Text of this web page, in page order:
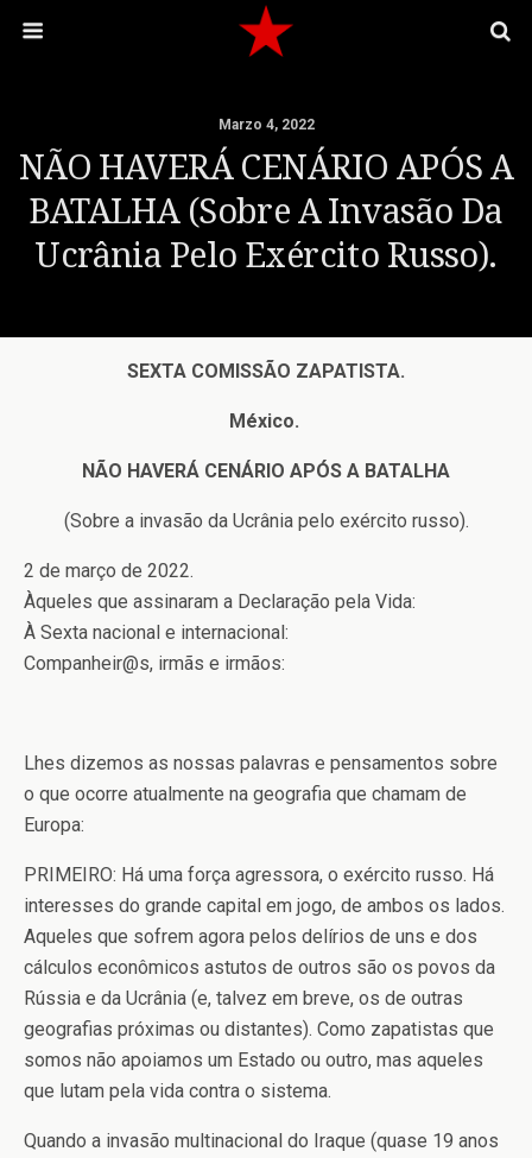
Marzo 4, 2022
NÃO HAVERÁ CENÁRIO APÓS A
BATALHA (Sobre A Invasão Da
Ucrânia Pelo Exército Russo).
SEXTA COMISSÃO ZAPATISTA.
México.
NÃO HAVERÁ CENÁRIO APÓS A BATALHA
(Sobre a invasão da Ucrânia pelo exército russo).
2 de março de 2022.
Àqueles que assinaram a Declaração pela Vida:
À Sexta nacional e internacional:
Companheir@s, irmãs e irmãos:
Lhes dizemos as nossas palavras e pensamentos sobre
o que ocorre atualmente na geografia que chamam de
Europa:
PRIMEIRO: Há uma força agressora, o exército russo. Há
interesses do grande capital em jogo, de ambos os lados.
Aqueles que sofrem agora pelos delírios de uns e dos
cálculos econômicos astutos de outros são os povos da
Rússia e da Ucrânia (e, talvez em breve, os de outras
geografias próximas ou distantes). Como zapatistas que
somos não apoiamos um Estado ou outro, mas aqueles
que lutam pela vida contra o sistema.
Quando a invasão multinacional do Iraque (quase 19 anos